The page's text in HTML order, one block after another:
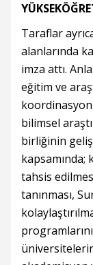
Taraflar
alanlarında
imza attı.
eğitim ve
bilimsel
birliğinin
kapsamında;
tahsis
tanınması,